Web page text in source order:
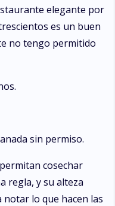
elegante por
es un buen
no tengo permitido
sin permiso.
cosechar
regla, y su alteza
notar lo que hacen las